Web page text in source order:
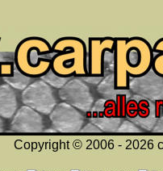
Copyright © 2006 - 2026